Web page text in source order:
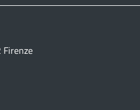
Firenze